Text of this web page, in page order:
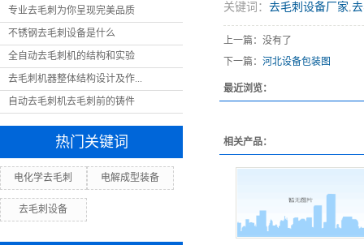
专业去毛刺为你呈现完美品质
不锈钢去毛刺设备是什么
全自动去毛刺机的结构和实验
去毛刺机器整体结构设计及作...
自动去毛刺机去毛刺前的铸件
热门关键词
电化学去毛刺 电解成型装备
去毛刺设备
关键词： 去毛刺设备厂家,
上一篇：没有了
下一篇： 河北设备包装图
最近浏览：
相关产品：